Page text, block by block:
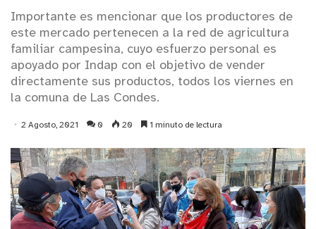
Importante es mencionar que los productores de
este mercado pertenecen a la red de agricultura
familiar campesina, cuyo esfuerzo personal es
apoyado por Indap con el objetivo de vender
directamente sus productos, todos los viernes en
la comuna de Las Condes.
2 Agosto, 2021 0 20 1 minuto de lectura